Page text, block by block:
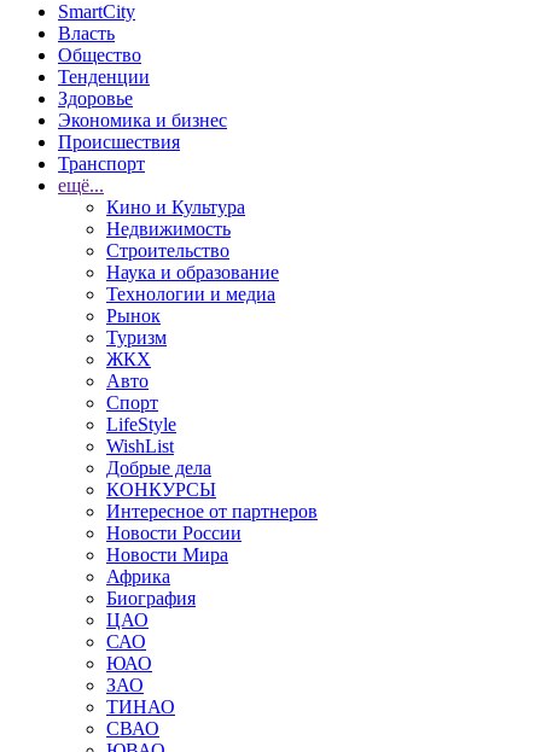
SmartCity
Власть
Общество
Тенденции
Здоровье
Экономика и бизнес
Происшествия
Транспорт
ещё...
Кино и Культура
Недвижимость
Строительство
Наука и образование
Технологии и медиа
Рынок
Туризм
ЖКХ
Авто
Спорт
LifeStyle
WishList
Добрые дела
КОНКУРСЫ
Интересное от партнеров
Новости России
Новости Мира
Африка
Биография
ЦАО
САО
ЮАО
ЗАО
ТИНАО
СВАО